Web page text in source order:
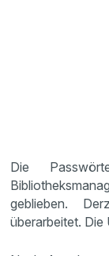
Die
geblieben.
überarbeitet.